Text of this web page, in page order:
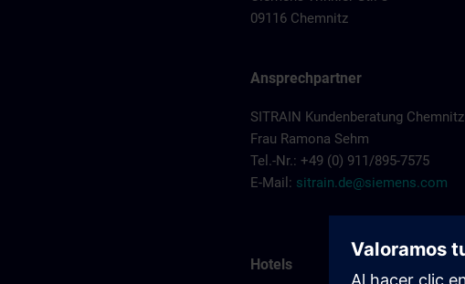
09116 Chemnitz
Ansprechpartner
SITRAIN Kundenberatung Chemnitz
Frau Ramona Sehm
Tel.-Nr.: +49 (0) 911/895-7575
E-Mail: sitrain.de@siemens.com
Hotels